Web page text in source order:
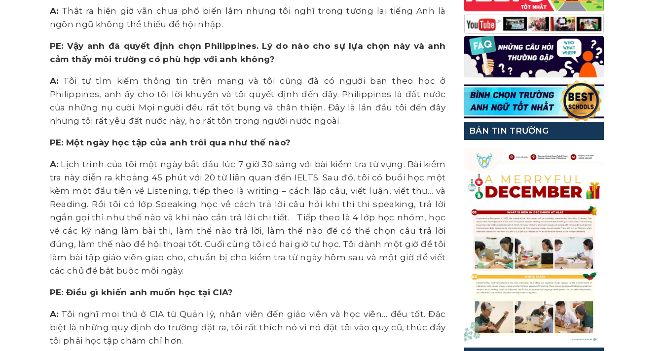
A: Thật ra hiện giờ vẫn chưa phổ biến lắm nhưng tôi nghĩ trong tương lai tiếng Anh là
ngôn ngữ không thể thiếu để hội nhập.
PE: Vậy anh đã quyết định chọn Philippines. Lý do nào cho sự lựa chọn này và anh
cảm thấy môi trường có phù hợp với anh không?
A: Tôi tự tìm kiếm thông tin trên mạng và tôi cũng đã có người bạn theo học ở
Philippines, anh ấy cho tôi lời khuyên và tôi quyết định đến đây. Philippines là đất nước
của những nụ cười. Mọi người đều rất tốt bụng và thân thiện. Đây là lần đầu tôi đến đây
nhưng tôi rất yêu đất nước này, họ rất tôn trọng người nước ngoài.
PE: Một ngày học tập của anh trôi qua như thế nào?
A: Lịch trình của tôi một ngày bắt đầu lúc 7 giờ 30 sáng với bài kiểm tra từ vựng. Bài kiểm
tra này diễn ra khoảng 45 phút với 20 từ liên quan đến IELTS. Sau đó, tôi có buổi học một
kèm một đầu tiên về Listening, tiếp theo là writing – cách lập câu, viết luận, viết thư… và
Reading. Rồi tôi có lớp Speaking học về cách trả lời câu hỏi khi thi thi speaking, trả lời
ngắn gọi thì như thế nào và khi nào cần trả lời chi tiết. Tiếp theo là 4 lớp học nhóm, học
về các kỹ năng làm bài thi, làm thế nào trả lời, làm thế nào để có thể chọn câu trả lời
đúng, làm thế nào để hội thoại tốt. Cuối cùng tôi có hai giờ tự học. Tôi dành một giờ để tôi
làm bài tập giáo viên giao cho, chuẩn bị cho kiểm tra từ ngày hôm sau và một giờ để viết
các chủ đề bắt buộc mỗi ngày.
PE: Điều gì khiến anh muốn học tại CIA?
A: Tôi nghĩ mọi thứ ở CIA từ Quản lý, nhân viên đến giáo viên và học viên… đều tốt. Đặc
biệt là những quy định do trường đặt ra, tôi rất thích nó vì nó đặt tôi vào quy cũ, thúc đẩy
tôi phải học tập chăm chỉ hơn.
BẢN TIN TRƯỜNG